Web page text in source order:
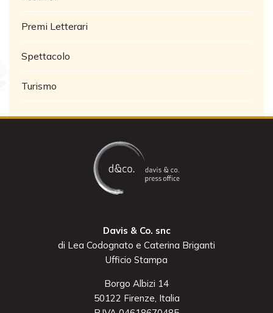
Premi Letterari
Spettacolo
Turismo
Davis & Co. snc
di Lea Codognato e Caterina Briganti
Ufficio Stampa
Borgo Albizi 14
50122 Firenze, Italia